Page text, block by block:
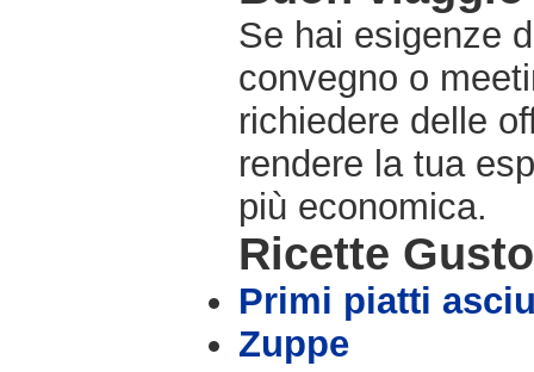
Se hai esigenze
convegno o
richiedere delle
rendere la tua
più economica.
Ricette
Primi piatti
Zuppe